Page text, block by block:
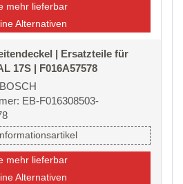
mehr lieferbar
Alternativen
| Ersatzteile für
17S | F016A57578
EB-F016308503-
mehr lieferbar
Alternativen